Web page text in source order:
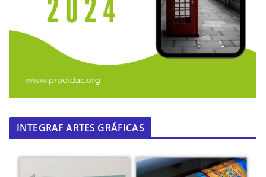
INTEGRAF ARTES GRÁFICAS